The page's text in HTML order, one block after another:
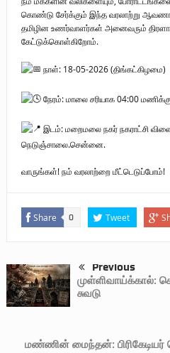
கொண்டு சேர்க்கும் இந்த வரலாற்று
தமிழின உணர்வாளர்கள் அனைவரும்
கேட்டுக்கொள்கிறோம்.
நாள்: 18-05-2026 (திங்கட்கிழமை)
நேரம்: மாலை சரியாக 04:00
இடம்: மறைமலை நகர் நகராட்சி
நெடுஞ்சாலை.சென்னை.
வாருங்கள்! நம் வரலாற்றை மீட்டெடுப்போம்!
Share 0 Tweet
Previous
முள்ளிவாய்க்கால்:
சுவடு
மண்ணின் மைந்தன்: